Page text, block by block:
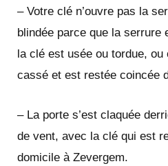
– Votre clé n’ouvre pas la
blindée parce que la serrure
la clé est usée ou tordue, ou
cassé et est restée coincée
– La porte s’est claquée
de vent, avec la clé qui est
domicile à Zevergem.